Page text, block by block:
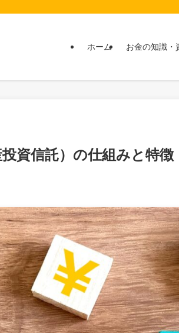
ホーム お金の知識・
資信託）の仕組みと特徴